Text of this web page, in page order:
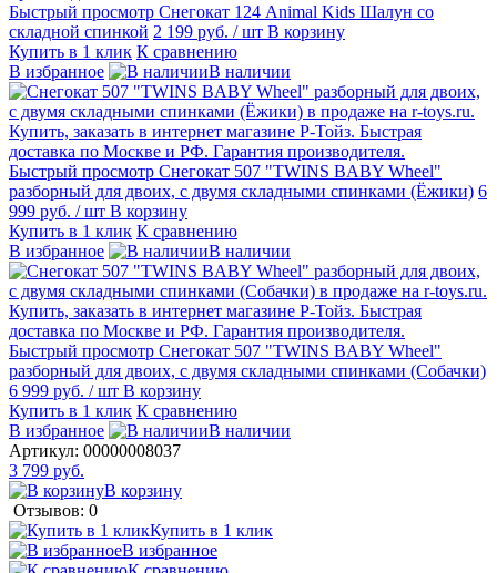
Быстрый просмотр Снегокат 124 Animal Kids Шалун со
складной спинкой 2 199 руб. / шт В корзину
Купить в 1 клик К сравнению
В избранное
В наличии
Быстрый просмотр Снегокат 507 "TWINS BABY Wheel"
разборный для двоих, с двумя складными спинками (Ёжики) 6
999 руб. / шт В корзину
Купить в 1 клик К сравнению
В избранное
В наличии
Быстрый просмотр Снегокат 507 "TWINS BABY Wheel"
разборный для двоих, с двумя складными спинками (Собачки)
6 999 руб. / шт В корзину
Купить в 1 клик К сравнению
В избранное
В наличии
Артикул: 00000008037
3 799 руб.
В корзину
Отзывов: 0
Купить в 1 клик
В избранное